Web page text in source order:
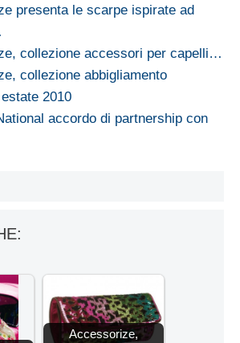
presenta le scarpe ispirate ad
collezione accessori per capelli…
collezione abbigliamento
2010
accordo di partnership con
Accessorize,